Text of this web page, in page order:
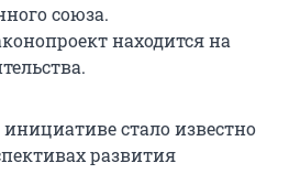
союза.
находится на
стало известно
развития